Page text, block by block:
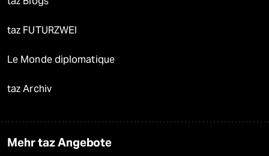
taz FUTURZWEI
Le Monde diplomatique
taz Archiv
Mehr taz Angebote